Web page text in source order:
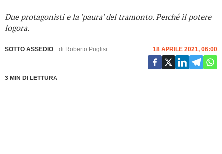
Due protagonisti e la 'paura' del tramonto. Perché il potere
logora.
SOTTO ASSEDIO di Roberto Puglisi
3 MIN DI LETTURA
18 APRILE 2021, 06:00